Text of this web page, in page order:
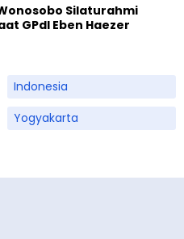
Silaturahmi
GPdI Eben Haezer
Indonesia
Yogyakarta